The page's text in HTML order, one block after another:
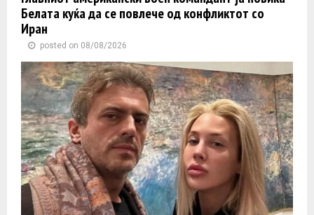
Белата куќа да се повлече од конфликтот со
Иран
posted on 08/08/2026